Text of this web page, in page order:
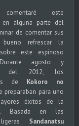
comentaré este
en alguna parte del
de comentar sus
bueno refrescar la
este espinoso
agosto y
del 2012, los
de Kokoro no
preparaban para uno
éxitos de la
Basada en las
Sandanatsu